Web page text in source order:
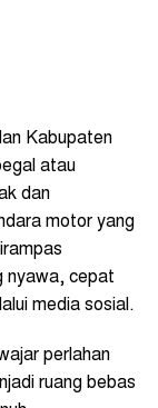
Kabupaten
atau
dan
motor yang
nyawa, cepat
media sosial.
perlahan
ruang bebas